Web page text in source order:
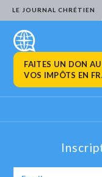
LE JOURNAL CHRÉTIEN
FAITES UN DON
VOS IMPÔTS EN